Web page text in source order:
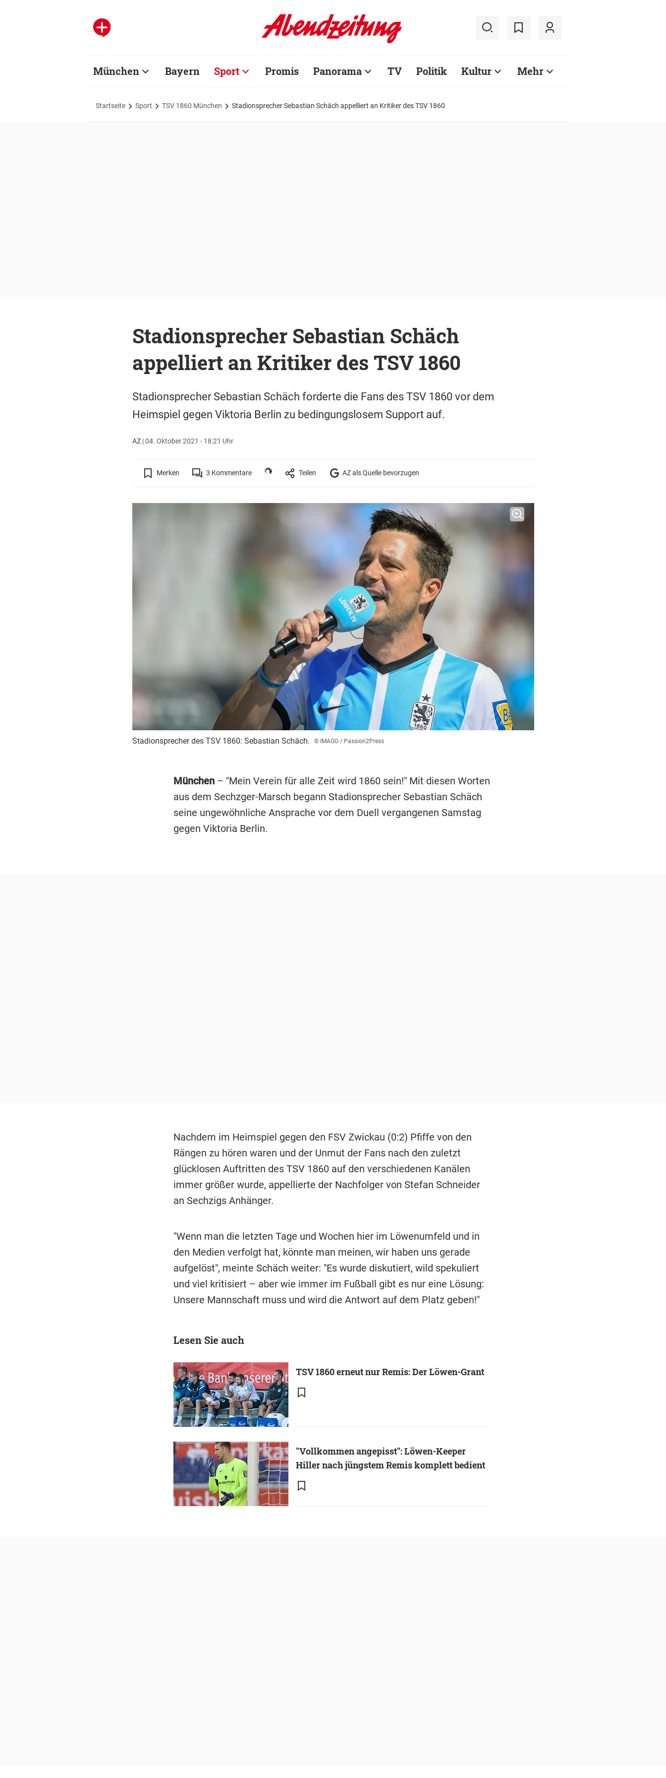
München Bayern Sport Promis Panorama TV Politik Kultur Mehr
Startseite Sport TSV 1860 München Stadionsprecher Sebastian Schäch appelliert an Kritiker des TSV 1860
Stadionsprecher Sebastian Schäch
appelliert an Kritiker des TSV 1860
Stadionsprecher Sebastian Schäch forderte die Fans des TSV 1860 vor dem
Heimspiel gegen Viktoria Berlin zu bedingungslosem Support auf.
AZ|04. Oktober 2021 - 18:21 Uhr
Merken 3 Kommentare Teilen AZ als Quelle bevorzugen
Stadionsprecher des TSV 1860: Sebastian Schäch. © IMAGO / Passion2Press
München– "Mein Verein für alle Zeit wird 1860 sein!" Mit diesen Worten
aus dem Sechzger-Marsch begann Stadionsprecher Sebastian Schäch
seine ungewöhnliche Ansprache vor dem Duell vergangenen Samstag
gegen Viktoria Berlin.
Nachdem im Heimspiel gegen den FSV Zwickau (0:2) Pfiffe von den
Rängen zu hören waren und der Unmut der Fans nach den zuletzt
glücklosen Auftritten des TSV 1860 auf den verschiedenen Kanälen
immer größer wurde, appellierte der Nachfolger von Stefan Schneider
an Sechzigs Anhänger.
"Wenn man die letzten Tage und Wochen hier im Löwenumfeld und in
den Medien verfolgt hat, könnte man meinen, wir haben uns gerade
aufgelöst", meinte Schäch weiter: "Es wurde diskutiert, wild spekuliert
und viel kritisiert – aber wie immer im Fußball gibt es nur eine Lösung:
Unsere Mannschaft muss und wird die Antwort auf dem Platz geben!"
Lesen Sie auch
TSV 1860 erneut nur Remis: Der Löwen-Grant
"Vollkommen angepisst": Löwen-Keeper
Hiller nach jüngstem Remis komplett bedient